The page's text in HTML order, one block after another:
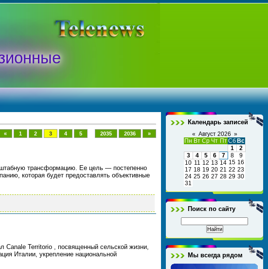
« 1 2 3 4 5 2035 2036 »
трансформацию. Ее цель — постепенно
которая будет предоставлять объективные
Canale Territorio , посвященный сельской жизни,
Италии, укрепление национальной
Календарь записей
« Август 2026 »
Пн Вт Ср Чт ПтСб Вс
1
2
3
4 5 6 7 8
9
10 11 12 13 14 15 16
17 18 19 20 21 22 23
24 25 26 27 28 29 30
31
Поиск по сайту
Мы всегда рядом